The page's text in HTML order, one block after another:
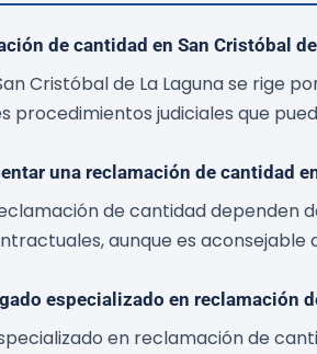
de cantidad en San Cristóbal
Cristóbal de La Laguna se rige
judiciales que
una reclamación de cantidad
de cantidad dependen
aunque es
especializado en reclamación
en reclamación de